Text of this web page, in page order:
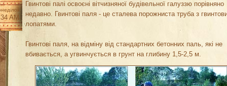
AM
Гвинтові палі освоєні вітчизняної будівельної галуззю порівняно
недавно. Гвинтові паля - це сталева порожниста труба з
лопатями.
Гвинтові паля, на відміну від стандартних бетонних паль, які не
вбивається, а угвинчується в грунт на глибину 1,5-2,5 м.